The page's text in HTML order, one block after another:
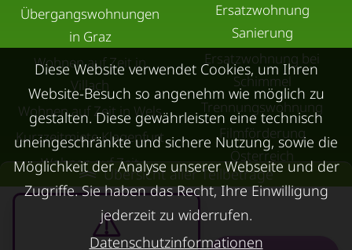
Übersicht aller Teilbeträge
Übergangswohnungen
in Graz
Wohnen auf Zeit in
Villach
Wohnen auf Zeit in Wels
Kurzzeitmiete Klagenfurt
Wohnen auf Zeit
Dornbirn
Kurzzeitmiete
Deutschland
Ersatzwohnung
Sanierung
Ersatzwohnung bei
Schimmel
Trennungswohnung
Filmförderung
Österreich
Diese Website verwendet Cookies, um Ihren
Website-Besuch so angenehm wie möglich zu
gestalten. Diese gewährleisten eine technisch
uneingeschränkte und sichere Nutzung, sowie die
Möglichkeit der Analyse unserer Webseite und der
Zugriffe. Sie haben das Recht, Ihre Einwilligung
jederzeit zu widerrufen.
Datenschutzinformationen